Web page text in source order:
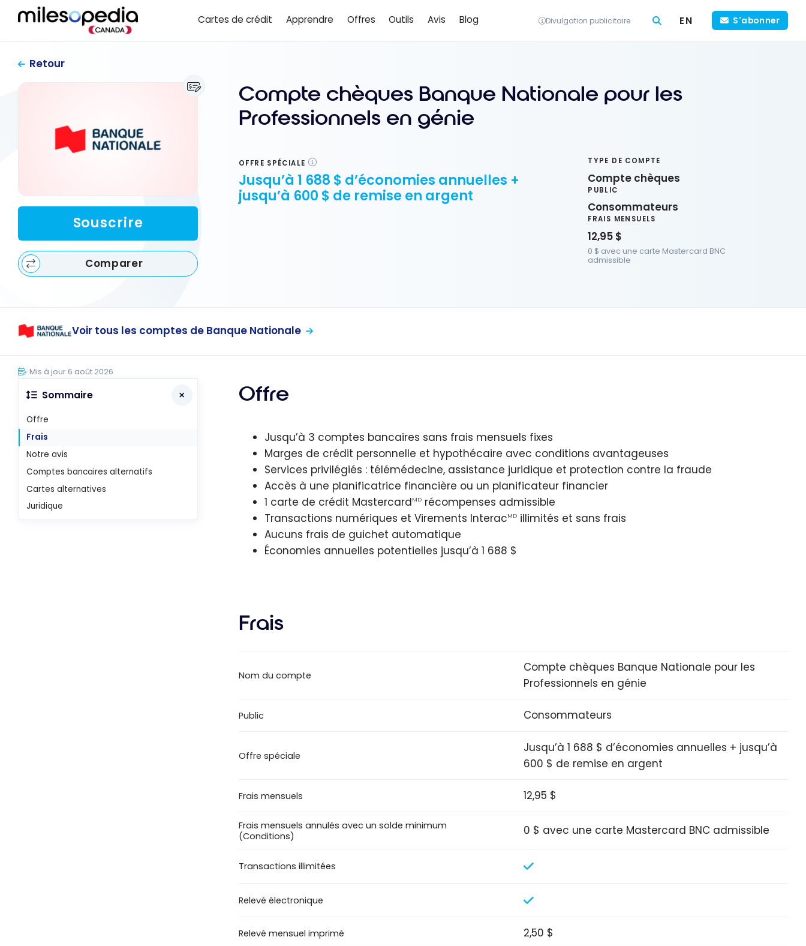
Panneau de gestion des cookies
Passer
Cartes de crédit Apprendre Offres Outils Avis Blog Divulgation publicitaire EN S'abonner
Retour
Compte chèques Banque Nationale pour les
Professionnels en génie
Souscrire
Comparer
OFFRE SPÉCIALE
Jusqu’à 1 688 $ d’économies annuelles +
jusqu’à 600 $ de remise en argent
TYPE DE COMPTE
Compte chèques
PUBLIC
Consommateurs
FRAIS MENSUELS
12,95 $
0 $ avec une carte Mastercard BNC
admissible
Voir tous les comptes de Banque Nationale
Offre
Jusqu’à 3 comptes bancaires sans frais mensuels fixes
Marges de crédit personnelle et hypothécaire avec conditions avantageuses
Services privilégiés : télémédecine, assistance juridique et protection contre la fraude
Accès à une planificatrice financière ou un planificateur financier
1 carte de crédit MastercardMDrécompenses admissible
Transactions numériques et Virements InteracMDillimités et sans frais
Aucuns frais de guichet automatique
Économies annuelles potentielles jusqu’à 1 688 $
Frais
Nom du compte
Compte chèques Banque Nationale pour les
Professionnels en génie
Public Consommateurs
Offre spéciale
Jusqu’à 1 688 $ d’économies annuelles + jusqu’à
600 $ de remise en argent
Frais mensuels 12,95 $
Frais mensuels annulés avec un solde minimum
(Conditions)
0 $ avec une carte Mastercard BNC admissible
Transactions illimitées
Relevé électronique
Relevé mensuel imprimé 2,50 $
Mis à jour 6 août 2026
Sommaire
Offre
Frais
Notre avis
Comptes bancaires alternatifs
Cartes alternatives
Juridique